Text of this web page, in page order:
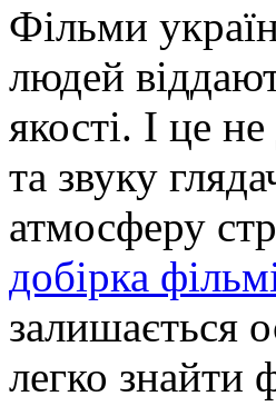
Фільми
людей
якості. І це
та звуку
атмосферу
добірка
залишається
легко знайти